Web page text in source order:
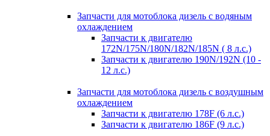
Запчасти для мотоблока дизель с водяным
охлаждением
Запчасти к двигателю
172N/175N/180N/182N/185N ( 8 л.с.)
Запчасти к двигателю 190N/192N (10 -
12 л.с.)
Запчасти для мотоблока дизель с воздушным
охлаждением
Запчасти к двигателю 178F (6 л.с.)
Запчасти к двигателю 186F (9 л.с.)